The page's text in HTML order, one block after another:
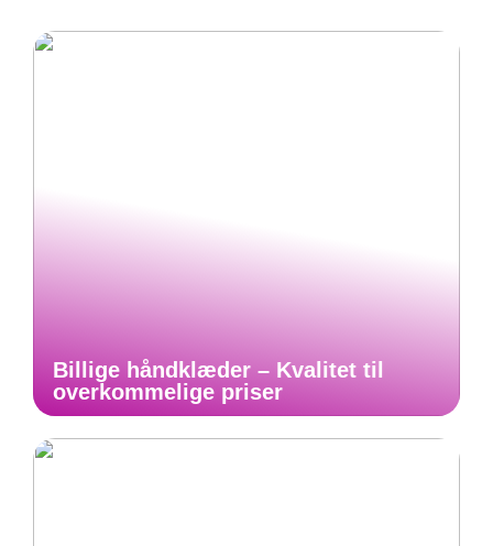
Billige håndklæder – Kvalitet til
overkommelige priser